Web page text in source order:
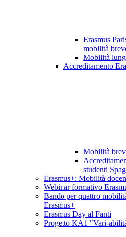
Erasmus
mobilità
Mobilità
Accreditamento
Mobilità
studenti
Erasmus+: Mobilità
Webinar formativo
Bando per quattro
Erasmus+
Erasmus Day al Fanti
Progetto KA1 "Vari-